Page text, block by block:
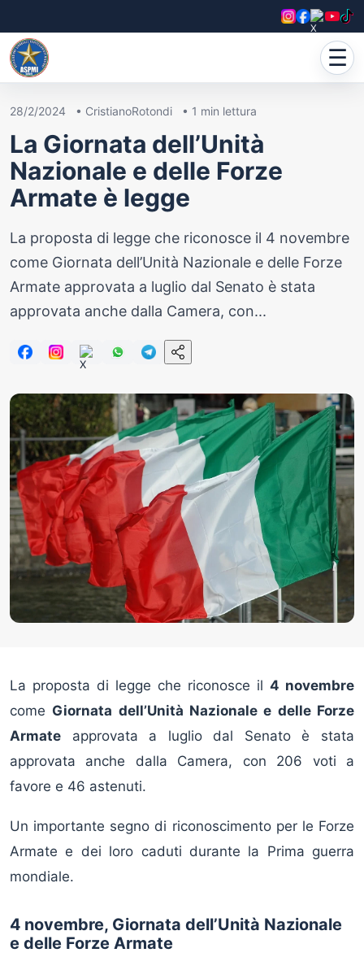
☰
28/2/2024 • CristianoRotondi • 1 min lettura
La Giornata dell’Unità
Nazionale e delle Forze
Armate è legge
La proposta di legge che riconosce il 4 novembre
come Giornata dell’Unità Nazionale e delle Forze
Armate approvata a luglio dal Senato è stata
approvata anche dalla Camera, con...
La proposta di legge che riconosce il 4 novembre
come Giornata dell’Unità Nazionale e delle Forze
Armate approvata a luglio dal Senato è stata
approvata anche dalla Camera, con 206 voti a
favore e 46 astenuti.
Un importante segno di riconoscimento per le Forze
Armate e dei loro caduti durante la Prima guerra
mondiale.
4 novembre, Giornata dell’Unità Nazionale
e delle Forze Armate